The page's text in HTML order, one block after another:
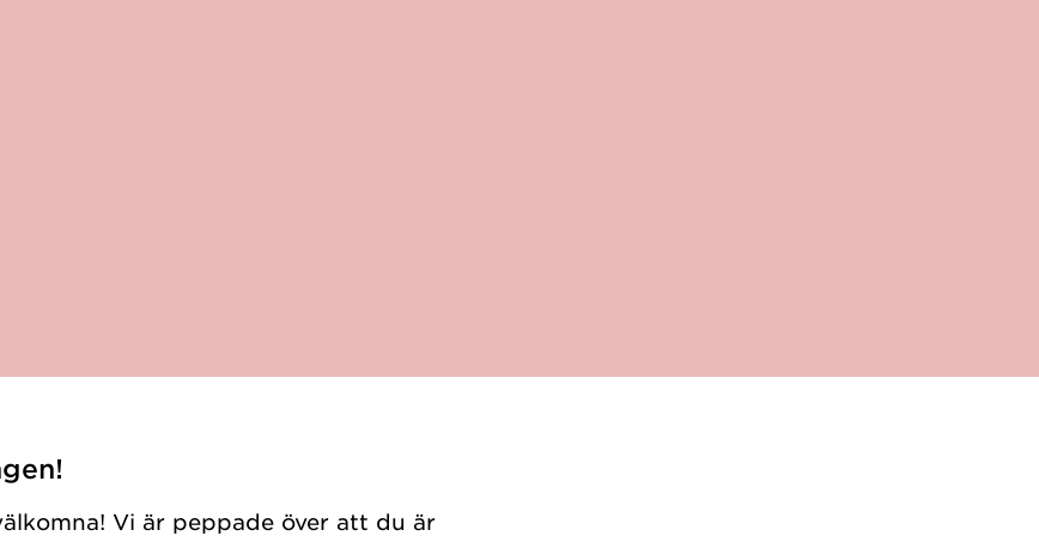
Vi är peppade över att du är